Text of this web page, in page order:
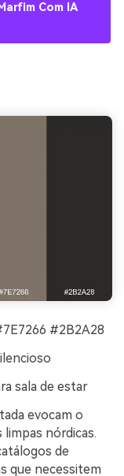
Com IA
#2B2A28
sala de estar
evocam o
nórdicas.
de
que necessitem